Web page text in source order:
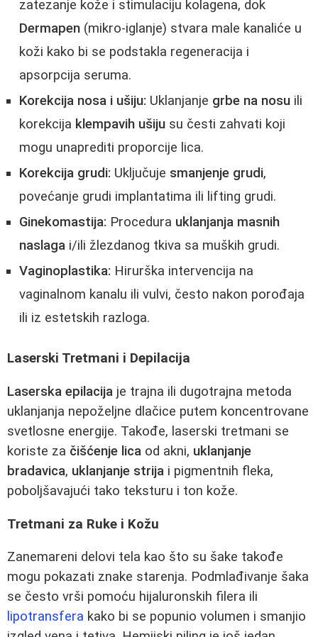
zatezanje kože i stimulaciju kolagena, dok
Dermapen (mikro-iglanje) stvara male kanaliće u
koži kako bi se podstakla regeneracija i
apsorpcija seruma.
Korekcija nosa i ušiju: Uklanjanje grbe na nosu ili
korekcija klempavih ušiju su česti zahvati koji
mogu unaprediti proporcije lica.
Korekcija grudi: Uključuje smanjenje grudi,
povećanje grudi implantatima ili lifting grudi.
Ginekomastija: Procedura uklanjanja masnih
naslaga i/ili žlezdanog tkiva sa muških grudi.
Vaginoplastika: Hirurška intervencija na
vaginalnom kanalu ili vulvi, često nakon porođaja
ili iz estetskih razloga.
Laserski Tretmani i Depilacija
Laserska epilacija je trajna ili dugotrajna metoda
uklanjanja nepoželjne dlačice putem koncentrovane
svetlosne energije. Takođe, laserski tretmani se
koriste za čišćenje lica od akni, uklanjanje
bradavica, uklanjanje strija i pigmentnih fleka,
poboljšavajući tako teksturu i ton kože.
Tretmani za Ruke i Kožu
Zanemareni delovi tela kao što su šake takođe
mogu pokazati znake starenja. Podmlađivanje šaka
se često vrši pomoću hijaluronskih filera ili
lipotransfera kako bi se popunio volumen i smanjio